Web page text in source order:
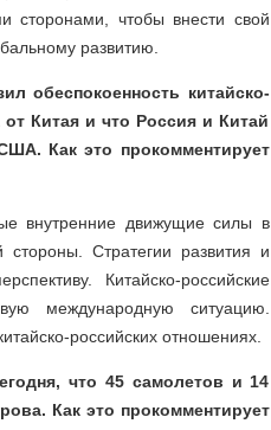
сторонами, чтобы внести свой
развитию.
обеспокоенность китайско-
Китая и что Россия и Китай
Как это прокомментирует
внутренние движущие силы в
Стратегии развития и
Китайско-российские
международную ситуацию.
российских отношениях.
что 45 самолетов и 14
Как это прокомментирует